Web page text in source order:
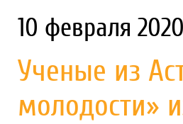
10 февраля 2020
Ученые из
молодости»